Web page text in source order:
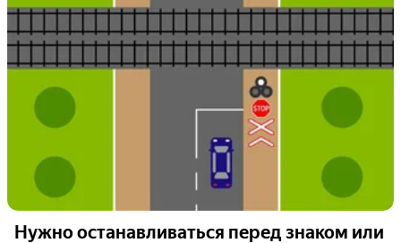
Нужно останавливаться перед знаком или